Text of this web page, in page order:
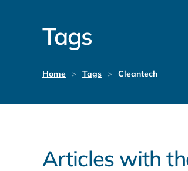
Tags
Home Tags Cleantech
Articles with